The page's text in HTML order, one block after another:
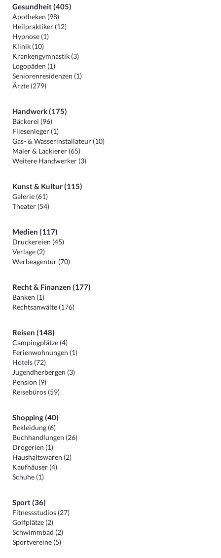
Gesundheit (405)
Apotheken (98)
Heilpraktiker (12)
Hypnose (1)
Klinik (10)
Krankengymnastik (3)
Logopäden (1)
Seniorenresidenzen (1)
Ärzte (279)
Handwerk (175)
Bäckerei (96)
Fliesenleger (1)
Gas- & Wasserinstallateur (10)
Maler & Lackierer (65)
Weitere Handwerker (3)
Kunst & Kultur (115)
Galerie (61)
Theater (54)
Medien (117)
Druckereien (45)
Verlage (2)
Werbeagentur (70)
Recht & Finanzen (177)
Banken (1)
Rechtsanwälte (176)
Reisen (148)
Campingplätze (4)
Ferienwohnungen (1)
Hotels (72)
Jugendherbergen (3)
Pension (9)
Reisebüros (59)
Shopping (40)
Bekleidung (6)
Buchhandlungen (26)
Drogerien (1)
Haushaltswaren (2)
Kaufhäuser (4)
Schuhe (1)
Sport (36)
Fitnessstudios (27)
Golfplätze (2)
Schwimmbad (2)
Sportvereine (5)